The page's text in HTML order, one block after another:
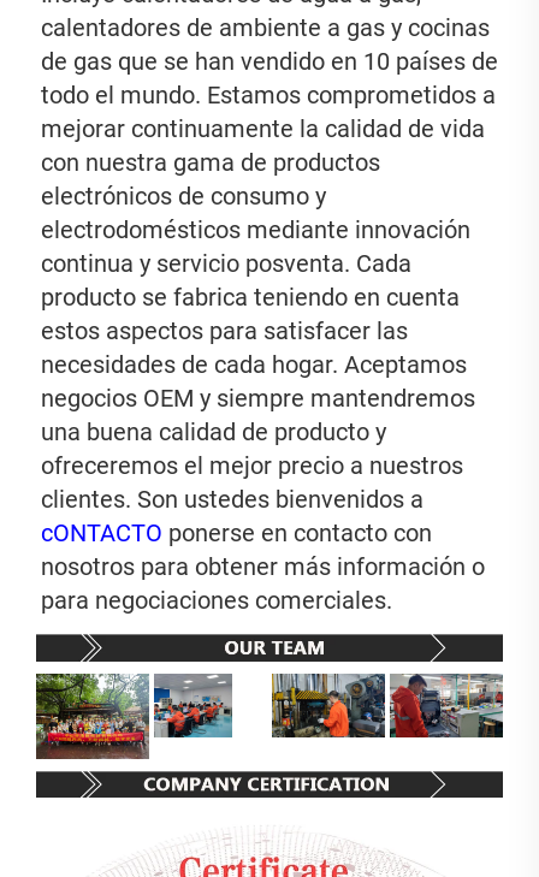
calentadores de ambiente a gas y cocinas
de gas que se han vendido en 10 países de
todo el mundo. Estamos comprometidos a
mejorar continuamente la calidad de vida
con nuestra gama de productos
electrónicos de consumo y
electrodomésticos mediante innovación
continua y servicio posventa. Cada
producto se fabrica teniendo en cuenta
estos aspectos para satisfacer las
necesidades de cada hogar. Aceptamos
negocios OEM y siempre mantendremos
una buena calidad de producto y
ofreceremos el mejor precio a nuestros
cONTACTO ponerse en contacto con
nosotros para obtener más información o
para negociaciones comerciales.